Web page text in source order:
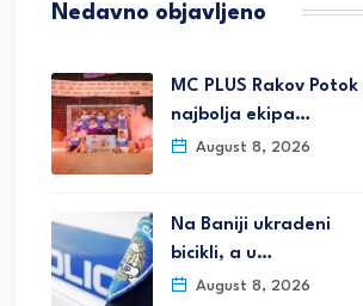
Nedavno objavljeno
MC PLUS Rakov Potok
najbolja ekipa…
August 8, 2026
Na Baniji ukradeni
bicikli, a u…
August 8, 2026